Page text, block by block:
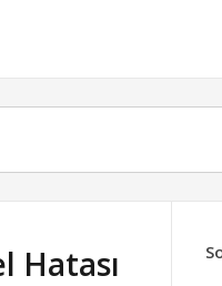
Hatası